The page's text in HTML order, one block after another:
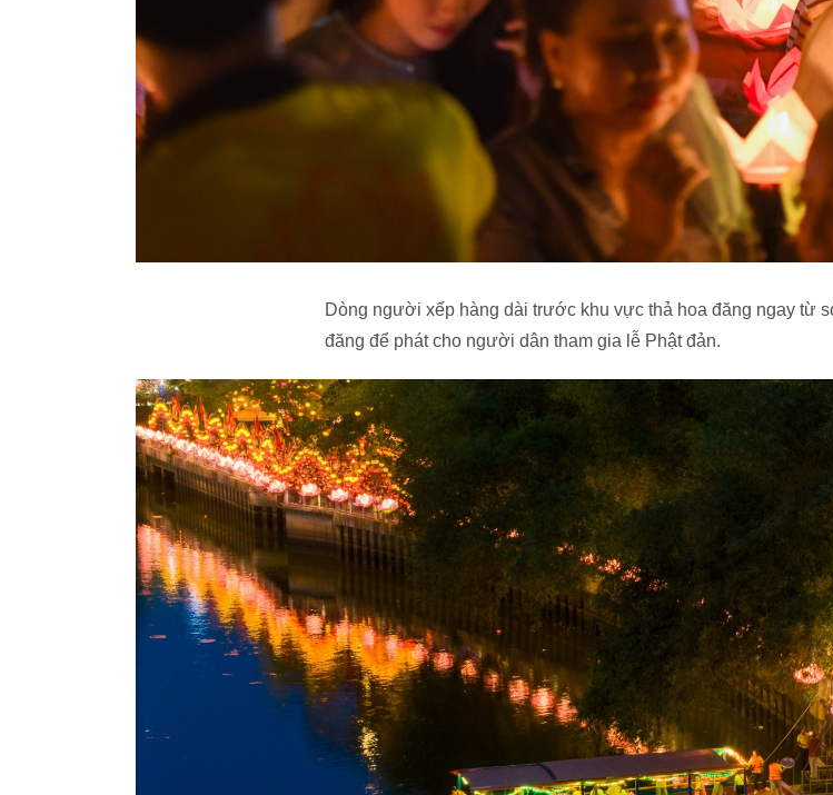
Dòng người xếp hàng dài trước khu vực thả hoa đăng ngay từ
đăng để phát cho người dân tham gia lễ Phật đản.